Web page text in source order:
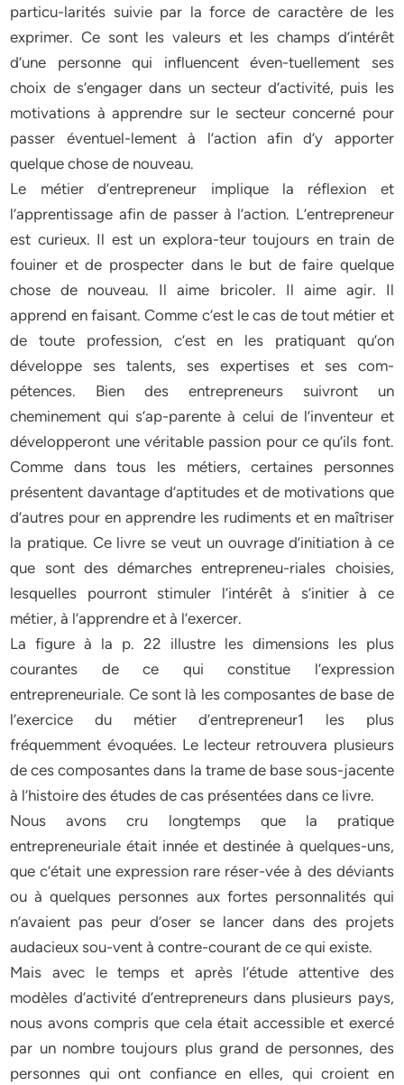
particu-larités suivie par la force de caractère de les
exprimer. Ce sont les valeurs et les champs d’intérêt
d’une personne qui influencent éven-tuellement ses
choix de s’engager dans un secteur d’activité, puis les
motivations à apprendre sur le secteur concerné pour
passer éventuel-lement à l’action afin d’y apporter
quelque chose de nouveau.
Le métier d’entrepreneur implique la réflexion et
l’apprentissage afin de passer à l’action. L’entrepreneur
est curieux. Il est un explora-teur toujours en train de
fouiner et de prospecter dans le but de faire quelque
chose de nouveau. Il aime bricoler. Il aime agir. Il
apprend en faisant. Comme c’est le cas de tout métier et
de toute profession, c’est en les pratiquant qu’on
développe ses talents, ses expertises et ses com-
pétences. Bien des entrepreneurs suivront un
cheminement qui s’ap-parente à celui de l’inventeur et
développeront une véritable passion pour ce qu’ils font.
Comme dans tous les métiers, certaines personnes
présentent davantage d’aptitudes et de motivations que
d’autres pour en apprendre les rudiments et en maîtriser
la pratique. Ce livre se veut un ouvrage d’initiation à ce
que sont des démarches entrepreneu-riales choisies,
lesquelles pourront stimuler l’intérêt à s’initier à ce
métier, à l’apprendre et à l’exercer.
La figure à la p. 22 illustre les dimensions les plus
courantes de ce qui constitue l’expression
entrepreneuriale. Ce sont là les composantes de base de
l’exercice du métier d’entrepreneur1 les plus
fréquemment évoquées. Le lecteur retrouvera plusieurs
de ces composantes dans la trame de base sous-jacente
à l’histoire des études de cas présentées dans ce livre.
Nous avons cru longtemps que la pratique
entrepreneuriale était innée et destinée à quelques-uns,
que c’était une expression rare réser-vée à des déviants
ou à quelques personnes aux fortes personnalités qui
n’avaient pas peur d’oser se lancer dans des projets
audacieux sou-vent à contre-courant de ce qui existe.
Mais avec le temps et après l’étude attentive des
modèles d’activité d’entrepreneurs dans plusieurs pays,
nous avons compris que cela était accessible et exercé
par un nombre toujours plus grand de personnes, des
personnes qui ont confiance en elles, qui croient en